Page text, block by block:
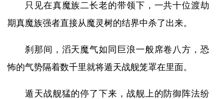
只见在真魔族二长老的带领下，一共十位渡劫
期真魔族强者直接从魔灵树的结界中杀了出来。
刹那间，滔天魔气如同巨浪一般席卷八方，恐
怖的气势隔着数千里就将遁天战舰笼罩在里面。
遁天战舰猛的停了下来，战舰上的防御阵法纷